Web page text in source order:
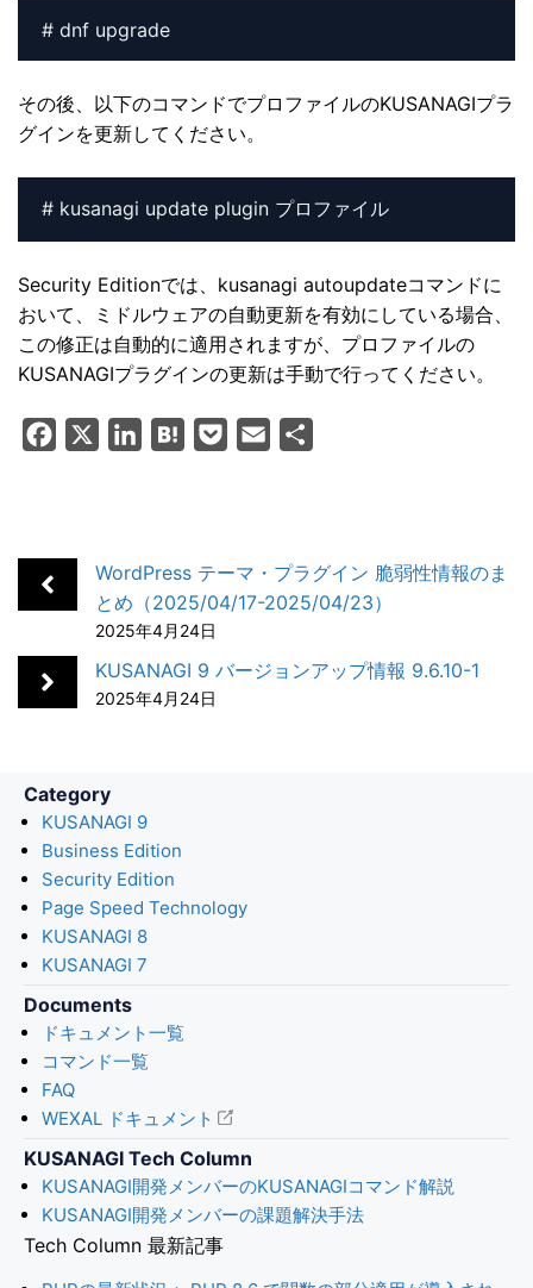
# dnf upgrade
その後、以下のコマンドでプロファイルのKUSANAGIプラ
グインを更新してください。
# kusanagi update plugin プロファイル
Security Editionでは、kusanagi autoupdateコマンドに
おいて、ミドルウェアの自動更新を有効にしている場合、
この修正は自動的に適用されますが、プロファイルの
KUSANAGIプラグインの更新は手動で行ってください。
e
d
I
n
n
a
e
t
WordPress テーマ・プラグイン 脆弱性情報のま
とめ（2025/04/17-2025/04/23）
2025年4月24日
KUSANAGI 9 バージョンアップ情報 9.6.10-1
2025年4月24日
Category
KUSANAGI 9
Business Edition
Security Edition
Page Speed Technology
KUSANAGI 8
KUSANAGI 7
Documents
ドキュメント一覧
コマンド一覧
FAQ
WEXAL ドキュメント
KUSANAGI Tech Column
KUSANAGI開発メンバーのKUSANAGIコマンド解説
KUSANAGI開発メンバーの課題解決手法
Tech Column 最新記事